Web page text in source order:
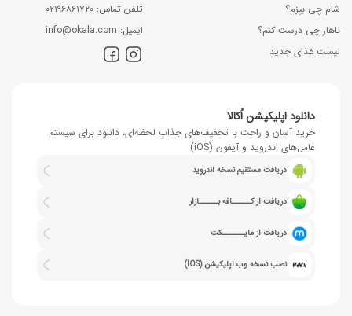
شام چی بپزم؟
ناهار چی درست کنم؟
لیست غذای جدید
ﺗﻠﻔﻦ ﺗﻤﺎس: ۰۲۱۹۶۸۶۱۷۲۰
اﯾﻤﯿﻞ: info@okala.com
دانلود اپلیکیشن اُکالا
خرید آسان و راحت با تخفیف‌های جذابِ لحظه‌ای، دانلود برای سیستم
عامل‌های اندروید و آیفون (iOS)
دریافت مستقیم نسخه اندروید
دریافت از کــــــافه بــــــازار
دریافت از مایـــــــکت
نصب نسخه وب اپلیکیشن (IOS)